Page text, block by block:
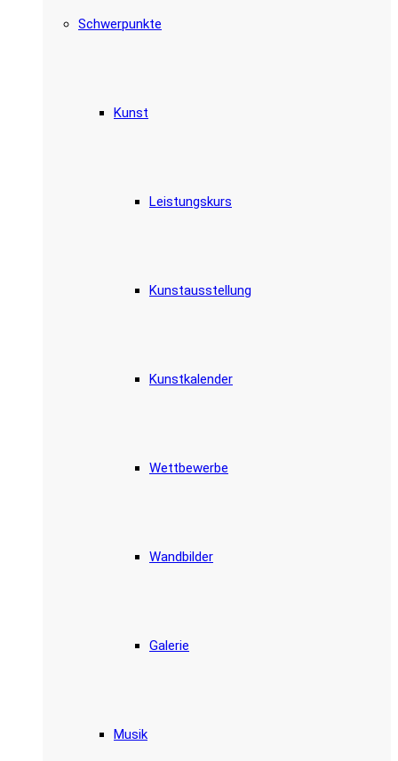
Schwerpunkte
Kunst
Leistungskurs
Kunstausstellung
Kunstkalender
Wettbewerbe
Wandbilder
Galerie
Musik